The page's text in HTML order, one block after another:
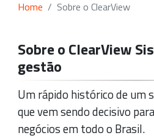
Home Sobre o ClearView
Sobre o ClearView
gestão
Um rápido histórico de um
que vem sendo decisivo
negócios em todo o Brasil.